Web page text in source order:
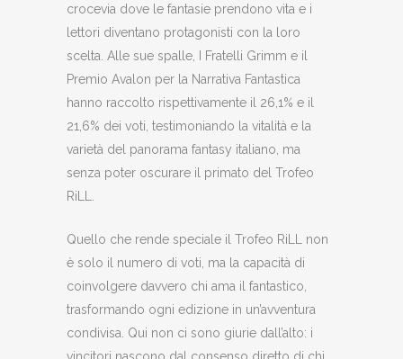
crocevia dove le fantasie prendono vita e i
lettori diventano protagonisti con la loro
scelta. Alle sue spalle, I Fratelli Grimm e il
Premio Avalon per la Narrativa Fantastica
hanno raccolto rispettivamente il 26,1% e il
21,6% dei voti, testimoniando la vitalità e la
varietà del panorama fantasy italiano, ma
senza poter oscurare il primato del Trofeo
RiLL.
Quello che rende speciale il Trofeo RiLL non
è solo il numero di voti, ma la capacità di
coinvolgere davvero chi ama il fantastico,
trasformando ogni edizione in un’avventura
condivisa. Qui non ci sono giurie dall’alto: i